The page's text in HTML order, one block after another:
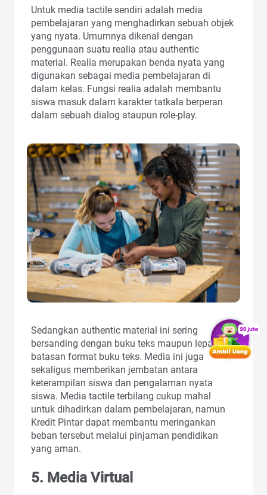
Untuk media tactile sendiri adalah media
pembelajaran yang menghadirkan sebuah objek
yang nyata. Umumnya dikenal dengan
penggunaan suatu realia atau authentic
material. Realia merupakan benda nyata yang
digunakan sebagai media pembelajaran di
dalam kelas. Fungsi realia adalah membantu
siswa masuk dalam karakter tatkala berperan
dalam sebuah dialog ataupun role-play.
Sedangkan authentic material ini sering
bersanding dengan buku teks maupun lepas dari
batasan format buku teks. Media ini juga
sekaligus memberikan jembatan antara
keterampilan siswa dan pengalaman nyata
siswa. Media tactile terbilang cukup mahal
untuk dihadirkan dalam pembelajaran, namun
Kredit Pintar dapat membantu meringankan
beban tersebut melalui pinjaman pendidikan
yang aman.
5. Media Virtual